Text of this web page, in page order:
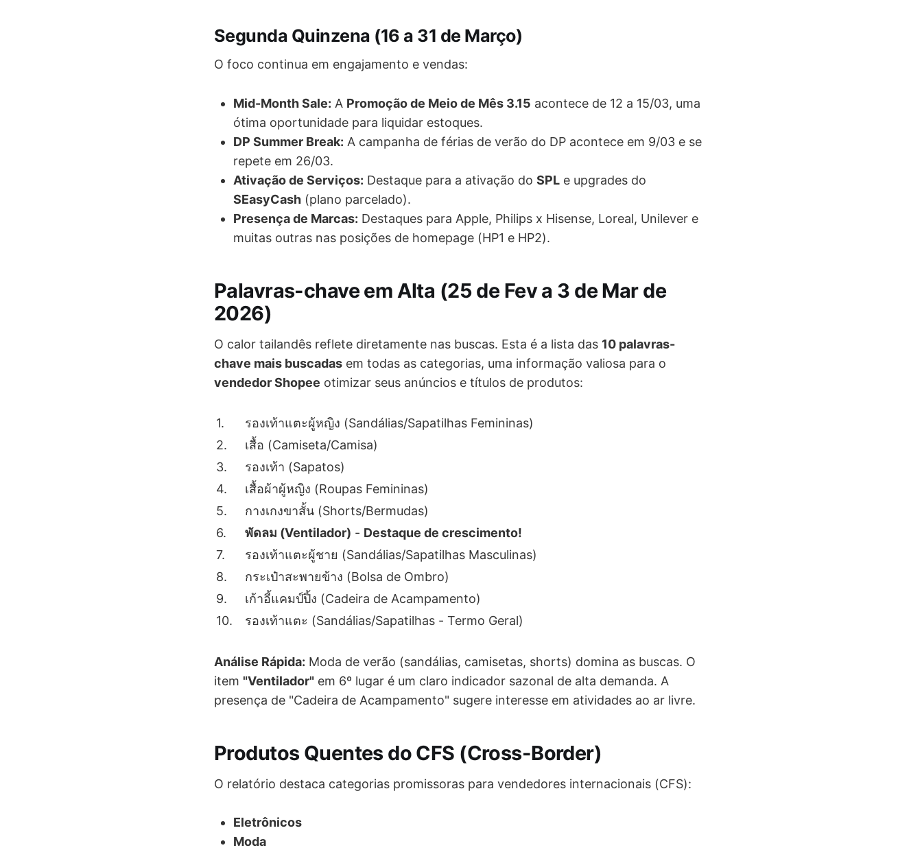
Segunda Quinzena (16 a 31 de Março)
O foco continua em engajamento e vendas:
Mid-Month Sale: A Promoção de Meio de Mês 3.15 acontece de 12 a 15/03, uma
ótima oportunidade para liquidar estoques.
DP Summer Break: A campanha de férias de verão do DP acontece em 9/03 e se
repete em 26/03.
Ativação de Serviços: Destaque para a ativação do SPL e upgrades do
SEasyCash (plano parcelado).
Presença de Marcas: Destaques para Apple, Philips x Hisense, Loreal, Unilever e
muitas outras nas posições de homepage (HP1 e HP2).
Palavras-chave em Alta (25 de Fev a 3 de Mar de
2026)
O calor tailandês reflete diretamente nas buscas. Esta é a lista das 10 palavras-
chave mais buscadas em todas as categorias, uma informação valiosa para o
vendedor Shopee otimizar seus anúncios e títulos de produtos:
1.
รองเท้าแตะผู้หญิง (Sandálias/Sapatilhas Femininas)
2.
เสื้อ (Camiseta/Camisa)
3.
รองเท้า (Sapatos)
4.
เสื้อผ้าผู้หญิง (Roupas Femininas)
5.
กางเกงขาสั้น (Shorts/Bermudas)
6.
พัดลม (Ventilador) - Destaque de crescimento!
7.
รองเท้าแตะผู้ชาย (Sandálias/Sapatilhas Masculinas)
8.
กระเป๋าสะพายข้าง (Bolsa de Ombro)
9.
เก้าอี้แคมป์ปิ้ง (Cadeira de Acampamento)
10.
รองเท้าแตะ (Sandálias/Sapatilhas - Termo Geral)
Análise Rápida: Moda de verão (sandálias, camisetas, shorts) domina as buscas. O
item "Ventilador" em 6º lugar é um claro indicador sazonal de alta demanda. A
presença de "Cadeira de Acampamento" sugere interesse em atividades ao ar livre.
Produtos Quentes do CFS (Cross-Border)
O relatório destaca categorias promissoras para vendedores internacionais (CFS):
Eletrônicos
Moda